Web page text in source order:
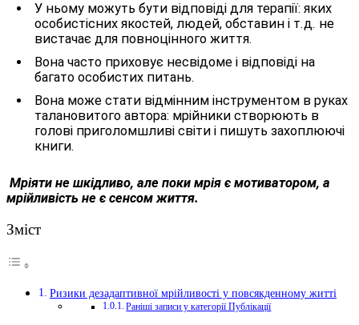
У ньому можуть бути відповіді для терапії: яких
особистісних якостей, людей, обставин і т.д. не
вистачає для повноцінного життя.
Вона часто приховує несвідоме і відповіді на
багато особистих питань.
Вона може стати відмінним інструментом в руках
талановитого автора: мрійники створюють в
голові приголомшливі світи і пишуть захоплюючі
книги.
Мріяти не шкідливо, але поки мрія є мотиватором, а
мрійливість не є сенсом життя.
Зміст
Ризики дезадаптивної мрійливості у повсякденному житті
Раніші записи у категорії Публікації